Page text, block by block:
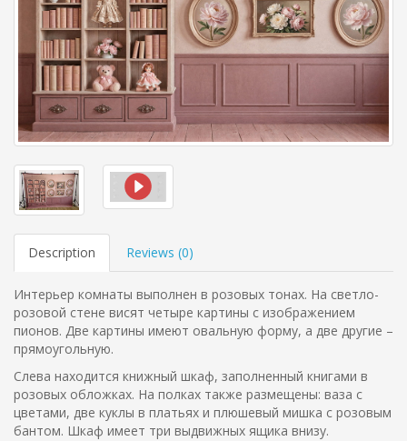
Description Reviews (0)
Интерьер комнаты выполнен в розовых тонах. На светло-
розовой стене висят четыре картины с изображением
пионов. Две картины имеют овальную форму, а две другие –
прямоугольную.
Слева находится книжный шкаф, заполненный книгами в
розовых обложках. На полках также размещены: ваза с
цветами, две куклы в платьях и плюшевый мишка с розовым
бантом. Шкаф имеет три выдвижных ящика внизу.